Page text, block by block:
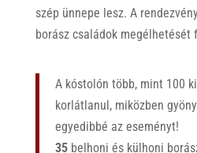
szép ünnepe lesz. A
borász családok megélhetését
A kóstolón több, mint 100
korlátlanul, miközben
egyedibbé az eseményt!
35 belhoni és külhoni